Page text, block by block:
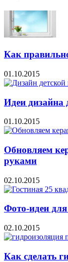
Как
01.10.2015
Идеи дизайна
01.10.2015
Обновляем
руками
02.10.2015
Фото-идеи
02.10.2015
Как сделать